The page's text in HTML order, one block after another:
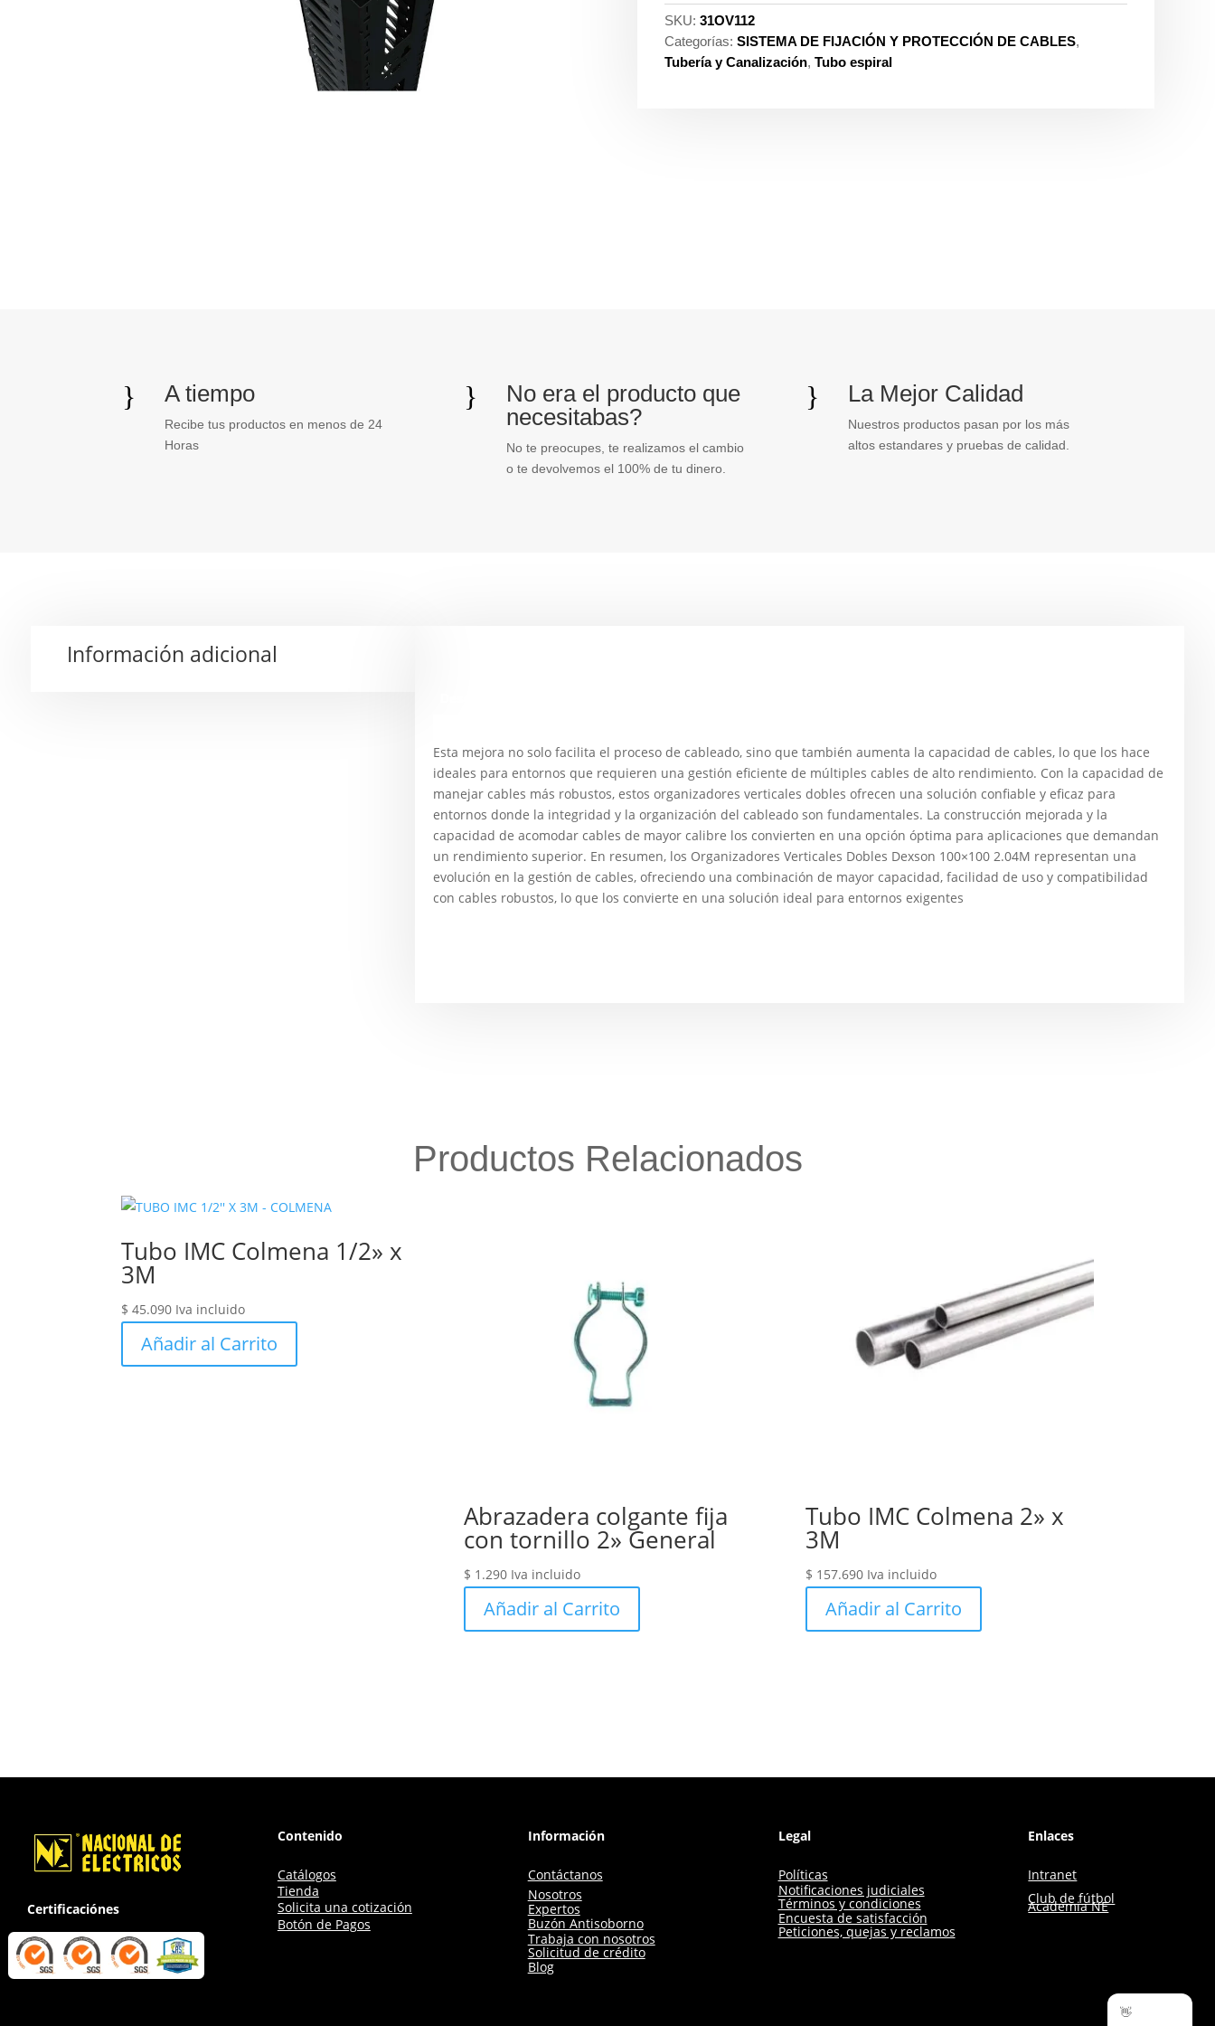
SKU:31OV112
Categorías:SISTEMA DE FIJACIÓN Y PROTECCIÓN DE CABLES,
Tubería y Canalización,Tubo espiral
} A tiempo
Recibe tus productos en menos de 24
Horas
}
No era el producto que
necesitabas?
No te preocupes, te realizamos el cambio
o te devolvemos el 100% de tu dinero.
} La Mejor Calidad
Nuestros productos pasan por los más
altos estandares y pruebas de calidad.
Información adicional
Esta mejora no solo facilita el proceso de cableado, sino que también aumenta la capacidad de cables, lo que los hace
ideales para entornos que requieren una gestión eficiente de múltiples cables de alto rendimiento. Con la capacidad de
manejar cables más robustos, estos organizadores verticales dobles ofrecen una solución confiable y eficaz para
entornos donde la integridad y la organización del cableado son fundamentales. La construcción mejorada y la
capacidad de acomodar cables de mayor calibre los convierten en una opción óptima para aplicaciones que demandan
un rendimiento superior. En resumen, los Organizadores Verticales Dobles Dexson 100×100 2.04M representan una
evolución en la gestión de cables, ofreciendo una combinación de mayor capacidad, facilidad de uso y compatibilidad
con cables robustos, lo que los convierte en una solución ideal para entornos exigentes
Productos Relacionados
Tubo IMC Colmena 1/2» x
3M
$ 45.090 Iva incluido
Añadir al Carrito
Abrazadera colgante fija
con tornillo 2» General
$ 1.290 Iva incluido
Añadir al Carrito
Tubo IMC Colmena 2» x
3M
$ 157.690 Iva incluido
Añadir al Carrito
Certificaciónes
Contenido
Catálogos
Tienda
Solicita una cotización
Botón de Pagos
Información
Contáctanos
Nosotros
Expertos
Buzón Antisoborno
Trabaja con nosotros
Solicitud de crédito
Blog
Legal
Políticas
Notificaciones judiciales
Términos y condiciones
Encuesta de satisfacción
Peticiones, quejas y reclamos
Enlaces
Intranet
Club de fútbol
Academia NE
👋